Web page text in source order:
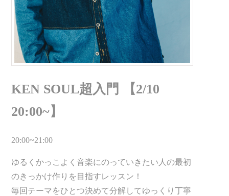
KEN SOUL超入門 【2/10
20:00~】
20:00~21:00
ゆるくかっこよく音楽にのっていきたい人の最初
のきっかけ作りを目指すレッスン！
毎回テーマをひとつ決めて分解してゆっくり丁寧